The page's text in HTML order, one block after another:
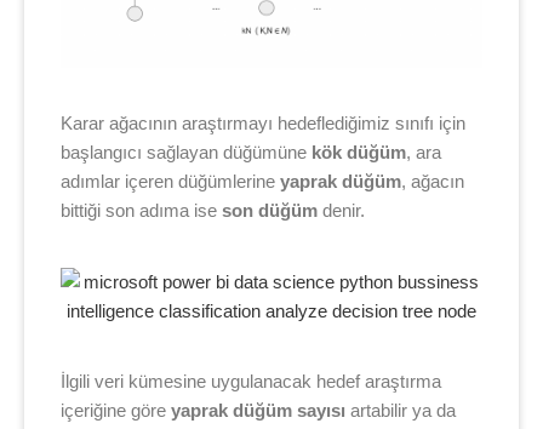
Karar ağacının araştırmayı hedeflediğimiz sınıfı için
başlangıcı sağlayan düğümüne kök düğüm, ara
adımlar içeren düğümlerine yaprak düğüm, ağacın
bittiği son adıma ise son düğüm denir.
İlgili veri kümesine uygulanacak hedef araştırma
içeriğine göre yaprak düğüm sayısı artabilir ya da